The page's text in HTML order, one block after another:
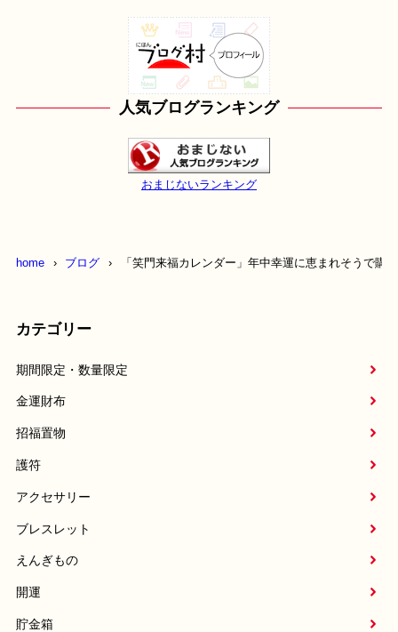
人気ブログランキング
おまじないランキング
home ブログ 「笑門来福カレンダー」年中幸運に恵まれそうで購
カテゴリー
期間限定・数量限定
金運財布
招福置物
護符
アクセサリー
ブレスレット
えんぎもの
開運
貯金箱